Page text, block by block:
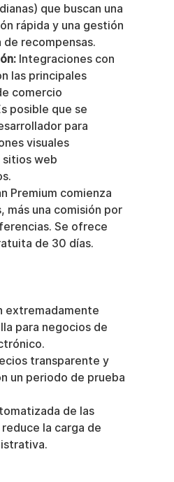
que buscan una
rápida y una gestión
recompensas.
Integraciones con
las principales
comercio
posible que se
para
visuales
sitios web
Premium comienza
más una comisión por
Se ofrece
de 30 días.
extremadamente
para negocios de
transparente y
un periodo de prueba
de las
la carga de